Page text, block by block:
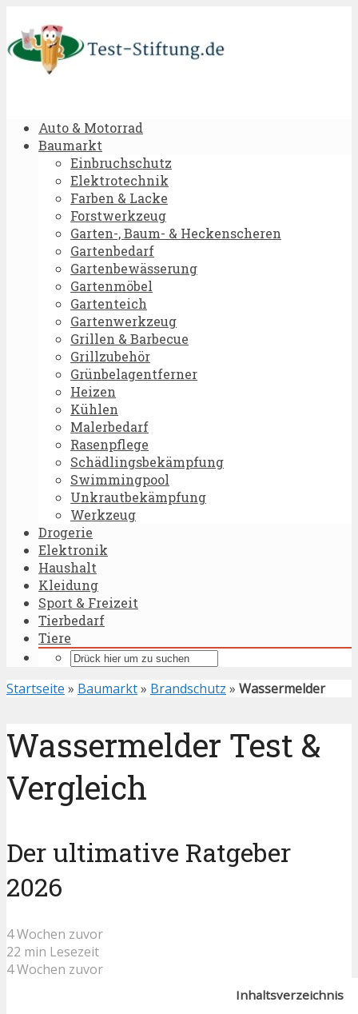
Auto & Motorrad
Baumarkt
Einbruchschutz
Elektrotechnik
Farben & Lacke
Forstwerkzeug
Garten-, Baum- & Heckenscheren
Gartenbedarf
Gartenbewässerung
Gartenmöbel
Gartenteich
Gartenwerkzeug
Grillen & Barbecue
Grillzubehör
Grünbelagentferner
Heizen
Kühlen
Malerbedarf
Rasenpflege
Schädlingsbekämpfung
Swimmingpool
Unkrautbekämpfung
Werkzeug
Drogerie
Elektronik
Haushalt
Kleidung
Sport & Freizeit
Tierbedarf
Tiere
Startseite » Baumarkt» Brandschutz » Wassermelder
Wassermelder Test &
Vergleich
Der ultimative Ratgeber
2026
4 Wochen zuvor
22 min Lesezeit
4 Wochen zuvor
Inhaltsverzeichnis